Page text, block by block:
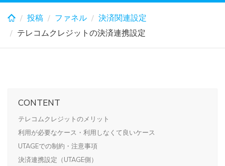
投稿 ファネル
決済関連設定
テレコムクレジットの決済連携設定
CONTENT
テレコムクレジットのメリット
利用が必要なケース・利用しなくて良いケース
UTAGEでの制約・注意事項
決済連携設定（UTAGE側）